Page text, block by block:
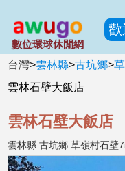
數位環球休閒網
台灣>雲林縣>古坑鄉>
雲林石壁大飯店
雲林石壁大飯店
雲林縣 古坑鄉 草嶺村石壁